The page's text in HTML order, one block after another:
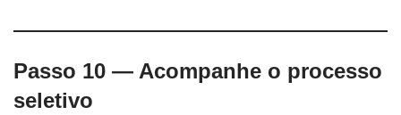
Passo 10 — Acompanhe o processo
seletivo